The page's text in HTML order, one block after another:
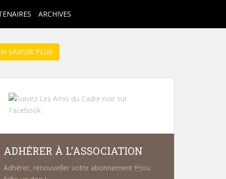
ARCHIVES
SAVOIR PLUS
ADHÉRER À L’ASSOCIATION
Adhérer, renouveller votre abonnement ou